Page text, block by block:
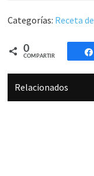
Categorías: Receta
0
COMPARTIR
Relacionados